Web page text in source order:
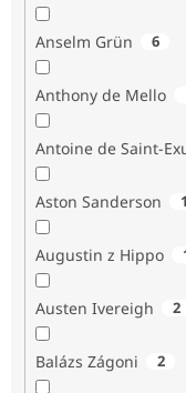
Anselm Grün 6
Anthony de Mello
Antoine de Saint-
Aston Sanderson 1
Augustin z Hippo
Austen Ivereigh 2
Balázs Zágoni 2